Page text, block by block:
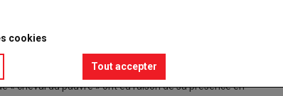
l'âne devient un allié indispensable des petites
sur le canal de Berry ont orienté la sélection
cheval du pauvre » ont eu raison de sa présence en
cookies
Tout accepter